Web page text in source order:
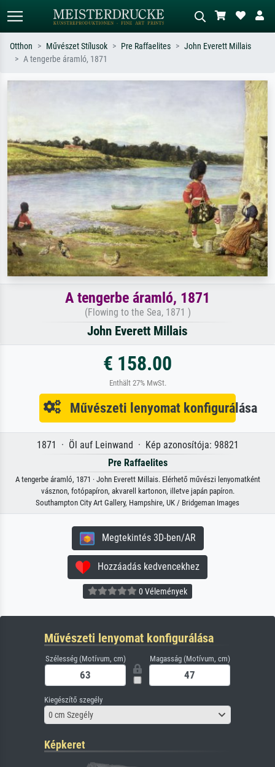
Írja le a jelenetet – pl. zöld rét, sok
piros absztrakt, sötét olajkép, álló akt
Otthon Művészet Stílusok Pre Raffaelites
John Everett Millais
A tengerbe áramló, 1871
A tengerbe áramló, 1871
(Flowing to the Sea, 1871 )
John Everett Millais
€ 158.00
Enthält 27% MwSt.
Művészeti lenyomat konfigurálása
1871 · Öl auf Leinwand · Kép azonosítója: 98821
Pre Raffaelites
A tengerbe áramló, 1871 · John Everett Millais. Elérhető művészi lenyomatként
vásznon, fotópapíron, akvarell kartonon, illetve japán papíron.
Southampton City Art Gallery, Hampshire, UK / Bridgeman Images
Megtekintés 3D-ben/AR
Hozzáadás kedvencekhez
0 Vélemények
Művészeti lenyomat konfigurálása
Szélesség (Motívum, cm) Magasság (Motívum, cm)
Kiegészítő szegély
0 cm Szegély
Képkeret